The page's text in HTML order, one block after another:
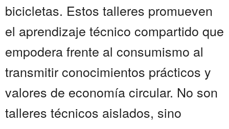
bicicletas. Estos talleres promueven
el aprendizaje técnico compartido que
empodera frente al consumismo al
transmitir conocimientos prácticos y
valores de economía circular. No son
talleres técnicos aislados, sino